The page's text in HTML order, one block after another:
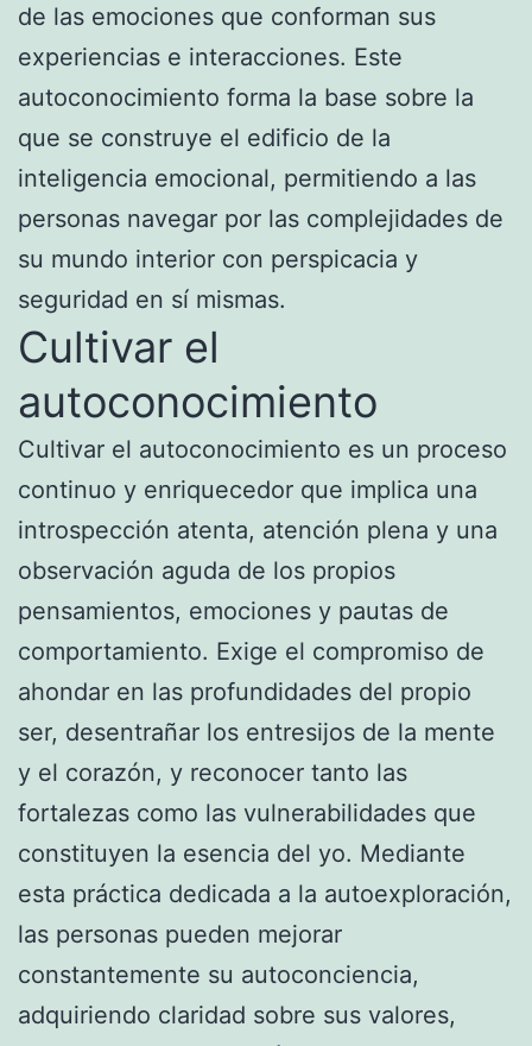
de las emociones que conforman sus
experiencias e interacciones. Este
autoconocimiento forma la base sobre la
que se construye el edificio de la
inteligencia emocional, permitiendo a las
personas navegar por las complejidades de
su mundo interior con perspicacia y
seguridad en sí mismas.
Cultivar el
autoconocimiento
Cultivar el autoconocimiento es un proceso
continuo y enriquecedor que implica una
introspección atenta, atención plena y una
observación aguda de los propios
pensamientos, emociones y pautas de
comportamiento. Exige el compromiso de
ahondar en las profundidades del propio
ser, desentrañar los entresijos de la mente
y el corazón, y reconocer tanto las
fortalezas como las vulnerabilidades que
constituyen la esencia del yo. Mediante
esta práctica dedicada a la autoexploración,
las personas pueden mejorar
constantemente su autoconciencia,
adquiriendo claridad sobre sus valores,